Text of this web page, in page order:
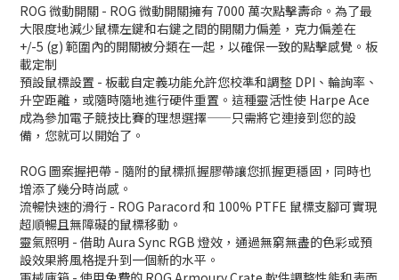
ROG 微動開關 - ROG 微動開關擁有 7000 萬次點擊壽命。為了最
大限度地減少鼠標左鍵和右鍵之間的開關力偏差，克力偏差在
+/-5 (g) 範圍內的開關被分類在一起，以確保一致的點擊感覺。板
載定制
預設鼠標設置 - 板載自定義功能允許您校準和調整 DPI、輪詢率、
升空距離，或隨時隨地進行硬件重置。這種靈活性使 Harpe Ace
成為參加電子競技比賽的理想選擇——只需將它連接到您的設
備，您就可以開始了。
ROG 圖案握把帶 - 隨附的鼠標抓握膠帶讓您抓握更穩固，同時也
增添了幾分時尚感。
流暢快速的滑行 - ROG Paracord 和 100% PTFE 鼠標支腳可實現
超順暢且無障礙的鼠標移動。
靈氣照明 - 借助 Aura Sync RGB 燈效，通過無窮無盡的色彩或預
設效果將風格提升到一個新的水平。